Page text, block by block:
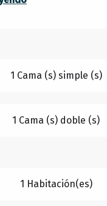
1 Cama (s) simple (s)
1 Cama (s) doble (s)
1 Habitación(es)